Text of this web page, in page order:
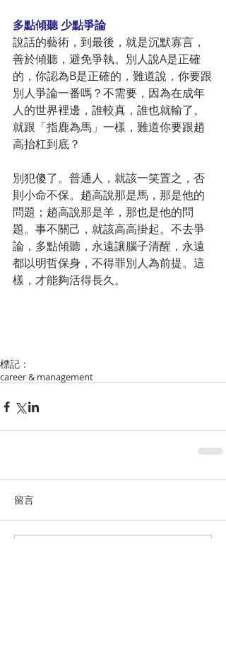
多點傾聽 少點爭論
說話的藝術，到最後，就是沉默寡言，
善於傾聽，避免爭執。別人說A是正確
的，你認為B是正確的，難道說，你要跟
別人爭論一番嗎？不需要，因為在成年
人的世界裡邊，誰較真，誰也就輸了。
就跟「指鹿為馬」一樣，難道你要跟趙
高抬杠到底？
別犯傻了。普通人，就該一笑置之，否
則小命不保。趙高說那是馬，那是他的
問題；趙高說那是羊，那也是他的問
題。事不關己，就該高高掛起。不去爭
論，多點傾聽，永遠讓腦子清醒，永遠
都以明哲保身，不得罪別人為前提。這
樣，才能夠活得長久。
標記：
career & management
留言